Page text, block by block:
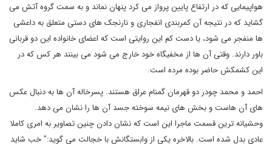
هواپیمایی که در ارتفاع پایین پرواز می کرد پنهان نماند و به سمت گروه آتش می
گشاید که در نتیجه آن کمربندی انفجاری و نارنجک های دستی متعلق به داعشی
ها منفجر می شود، یا دست کم این روایتی است که اعضای خانواده این دو قربانی
باور دارند. وقتی آن ها از مخفیگاه خود خارج می شود می بینند هر کس که در
این کشمکش حاضر بوده مرده است.
احمد و محمد چودر دو قهرمان گمنام عراق هستند. پسرخاله آن ها به دنبال عکس
های آن هاست و بخش های نیمه سوخته جسد آن ها را نشان می دهد.
وحشیانه ترین قسمت ماجرا این است که نشان دادن چنین تصاویر به امری کاملا
عادی بدل شده است. بالاخره یکی از وابستگانش با خجالت می گوید:" خب شاید